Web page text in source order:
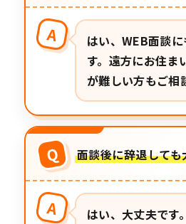
A
はい、WEB面談
す。遠方にお住ま
が難しい方もご相
Q 面談後に辞退して
A
はい、大丈夫です。